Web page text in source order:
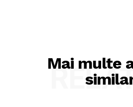
Mai multe